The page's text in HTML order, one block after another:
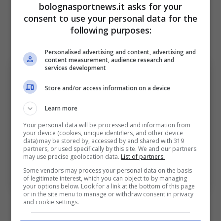
riuscire a rilanciare la propria carriera e cerca
un club in grado di dargli gli stimoli giusti per
consacrarsi in maniera definitiva.
Urbanski vicino alla cessione: c’è l’interesse del Verona.
BolognaSportNews (Photo by Francesco
Scaccianoce/Getty Images Via OneFootball)
La richiesta del Bologna
bolognasportnews.it asks for your
consent to use your personal data for the
following purposes:
Personalised advertising and content, advertising and
content measurement, audience research and
services development
Store and/or access information on a device
Learn more
Your personal data will be processed and information from
your device (cookies, unique identifiers, and other device
data) may be stored by, accessed by and shared with 319
partners, or used specifically by this site. We and our partners
may use precise geolocation data. List of partners.
Some vendors may process your personal data on the basis
of legitimate interest, which you can object to by managing
your options below. Look for a link at the bottom of this page
or in the site menu to manage or withdraw consent in privacy
and cookie settings.